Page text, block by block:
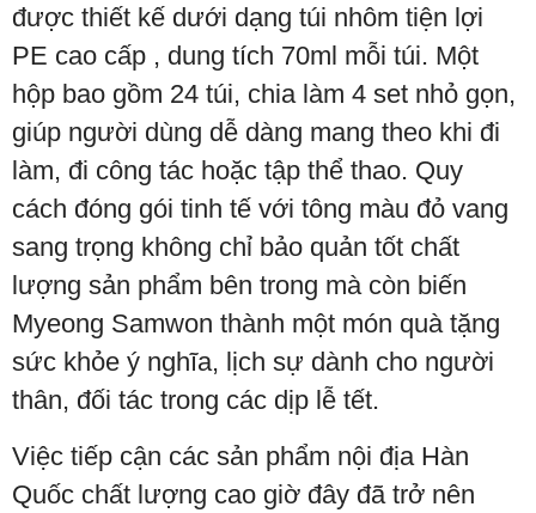
được thiết kế dưới dạng túi nhôm tiện lợi
PE cao cấp , dung tích 70ml mỗi túi. Một
hộp bao gồm 24 túi, chia làm 4 set nhỏ gọn,
giúp người dùng dễ dàng mang theo khi đi
làm, đi công tác hoặc tập thể thao. Quy
cách đóng gói tinh tế với tông màu đỏ vang
sang trọng không chỉ bảo quản tốt chất
lượng sản phẩm bên trong mà còn biến
Myeong Samwon thành một món quà tặng
sức khỏe ý nghĩa, lịch sự dành cho người
thân, đối tác trong các dịp lễ tết.
Việc tiếp cận các sản phẩm nội địa Hàn
Quốc chất lượng cao giờ đây đã trở nên